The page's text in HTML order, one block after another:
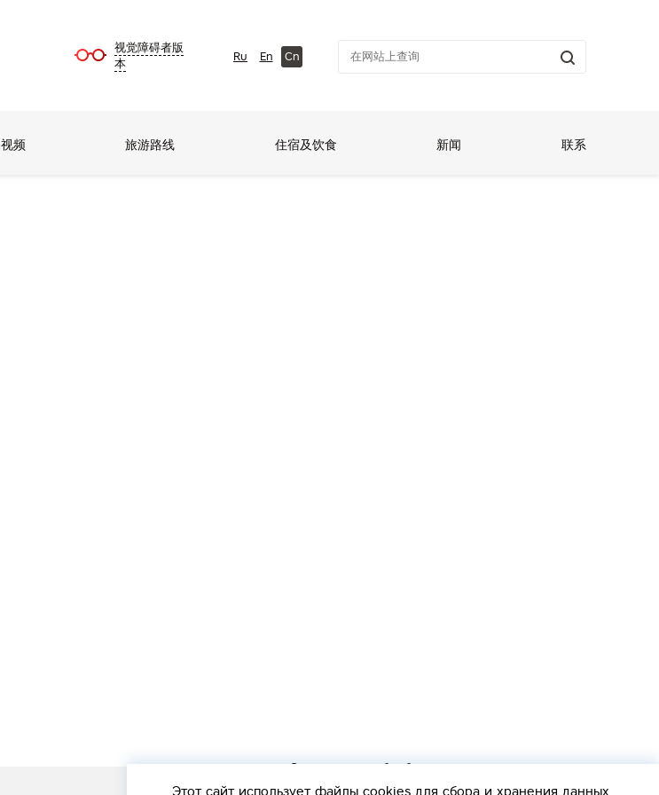
视觉障碍者版
本
Ru En Cn
视频 旅游路线 住宿及饮食 新闻 联系
Согласие на обработку персональных данных
Политика обработки персональных данных
Этот сайт использует файлы cookies для сбора и хранения данных.